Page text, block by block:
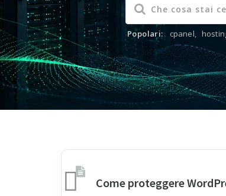
Popolari: cpanel,
Come proteggere